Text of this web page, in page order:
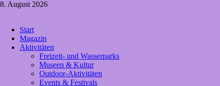
Zum
8. August 2026
Crazy4holiday
Urlaubsträume für Groß und Klein
Start
Magazin
Aktivitäten
Freizeit- und Wasserparks
Museen & Kultur
Outdoor-Aktivitäten
Events & Festivals